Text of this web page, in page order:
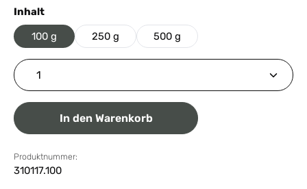
Inhaltauswählen
100 g 250 g 500 g
Produkt Anzahl: Gib den gewünschten Wert ein
In den Warenkorb
Produktnummer:
310117.100